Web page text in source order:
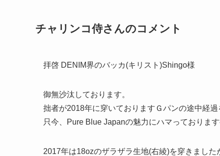
チャリンコ侍さんのコメント
拝啓 DENIM界のバッカ(キリスト)Shingo様
御無沙汰しております。
拙者が2018年に穿いておりますＧパンの途中経
只今、Pure Blue Japanの魅力にハマっておりま
2017年は18ozのザラザラ生地(右綾)を穿きまし